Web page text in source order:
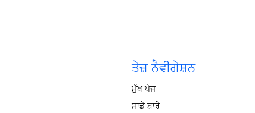
ਤੇਜ਼ ਨੈਵੀਗੇਸ਼ਨ
ਮੁੱਖ ਪੇਜ
ਸਾਡੇ ਬਾਰੇ